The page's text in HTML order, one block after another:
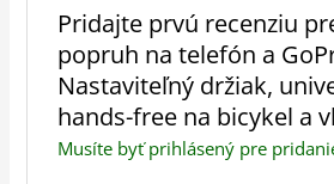
Pridajte prvú recenziu
popruh na telefón a
Nastaviteľný držiak,
hands-free na bicykel a
Musíte byťprihlásenýpre